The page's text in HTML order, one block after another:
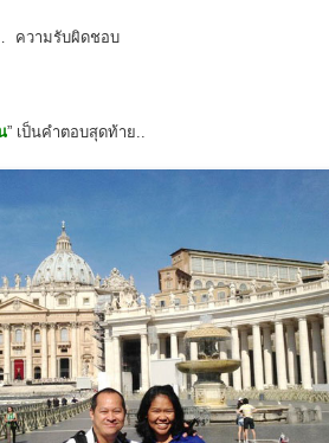
… ความรับผิดชอบ
” เป็นคำตอบสุดท้าย..